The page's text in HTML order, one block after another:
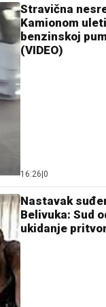
Stravična
Kamionom
benzinskoj
(VIDEO)
16:26|0
Nastavak
Belivuka: Sud
ukidanje